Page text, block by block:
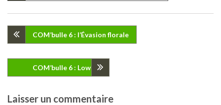
Navigation
de
l’article
COM’bulle 6 : l’Évasion florale
COM’bulle 6 : LowCal
Laisser un commentaire